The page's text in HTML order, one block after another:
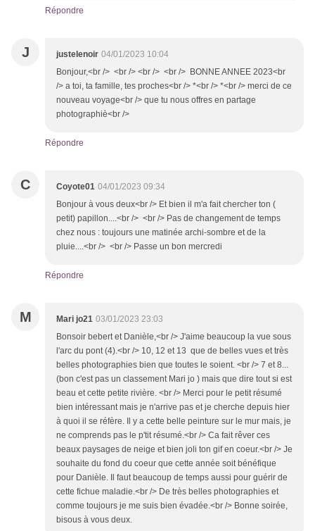
Répondre
J justelenoir 04/01/2023 10:04
Bonjour,<br /> <br /> <br /> <br /> BONNE ANNEE 2023<br
/> a toi, ta famille, tes proches<br /> *<br /> *<br /> merci de ce
nouveau voyage<br /> que tu nous offres en partage
photographiè<br />
Répondre
C Coyote01 04/01/2023 09:34
Bonjour à vous deux<br /> Et bien il m'a fait chercher ton (
petit) papillon....<br /> <br /> Pas de changement de temps
chez nous : toujours une matinée archi-sombre et de la
pluie....<br /> <br /> Passe un bon mercredi
Répondre
M Mari jo21 03/01/2023 23:03
Bonsoir bebert et Danièle,<br /> J'aime beaucoup la vue sous
l'arc du pont (4).<br /> 10, 12 et 13 que de belles vues et très
belles photographies bien que toutes le soient. <br /> 7 et 8...
(bon c'est pas un classement Mari jo ) mais que dire tout si est
beau et cette petite rivière. <br /> Merci pour le petit résumé
bien intéressant mais je n'arrive pas et je cherche depuis hier
à quoi il se réfère. Il y a cette belle peinture sur le mur mais, je
ne comprends pas le p'tit résumé.<br /> Ca fait rêver ces
beaux paysages de neige et bien joli ton gif en coeur.<br /> Je
souhaite du fond du coeur que cette année soit bénéfique
pour Danièle. Il faut beaucoup de temps aussi pour guérir de
cette fichue maladie.<br /> De très belles photographies et
comme toujours je me suis bien évadée.<br /> Bonne soirée,
bisous à vous deux.